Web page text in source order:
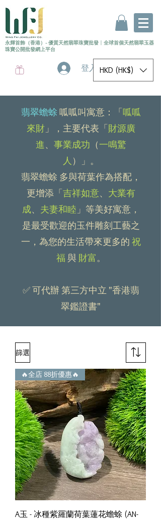
永輝首飾（香港）- 優質天然翡翠珠寶批發 〡 全球首個天然翡翠玉器
珠寶公開批發網上平台
登入 HKD (HK$)
翡翠蟾蜍呱呱叫寓意：「呱呱
來財」，主要代表「財源廣
進、 事業成功 （一鳴驚
人）」。
翡翠蟾蜍 多與荷葉作為搭配，
更增添「吉祥如意、 大業有
成、 夫妻和睦」等美好寓意，
是最受歡迎的玉件雕刻工藝之
一，為您的生活帶來更多的祝
福與財富。
✅ 可代辦 第三方中立 "香港翡
翠鑑證書"
篩選
🔥全店 88折優惠🔥
A玉 - 冰種紫羅蘭荷葉蓮花蟾蜍 (AN-